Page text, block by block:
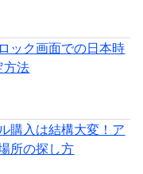
ック画面での日本時
方法
購入は結構大変！ア
所の探し方